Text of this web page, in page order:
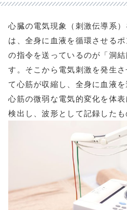
心臓の電気現象（刺激伝導系
は、全身に血液を循環させる
の指令を送っているのが「洞
す。そこから電気刺激を発生
て心筋が収縮し、全身に血液
心筋の微弱な電気的変化を体
検出し、波形として記録したも